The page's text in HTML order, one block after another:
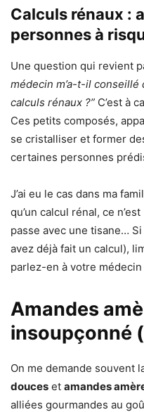
Calculs rénaux :
personnes à
Une question qui revient
médecin m’a-t-il conseillé
calculs rénaux ?” C’est à
Ces petits composés,
se cristalliser et former
certaines personnes
J’ai eu le cas dans ma
qu’un calcul rénal, ce
passe avec une tisane…
avez déjà fait un calcul),
parlez-en à votre
Amandes
insoupçonné
On me demande souvent
douces et amandes
alliées gourmandes au